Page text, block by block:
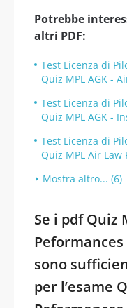
Potrebbe
altri PDF:
Test Licenza di
Quiz MPL AGK -
Test Licenza di
Quiz MPL AGK -
Test Licenza di
Quiz MPL Air Law
Mostra altro... (6)
Se i pdf Quiz
sono
per l’esame